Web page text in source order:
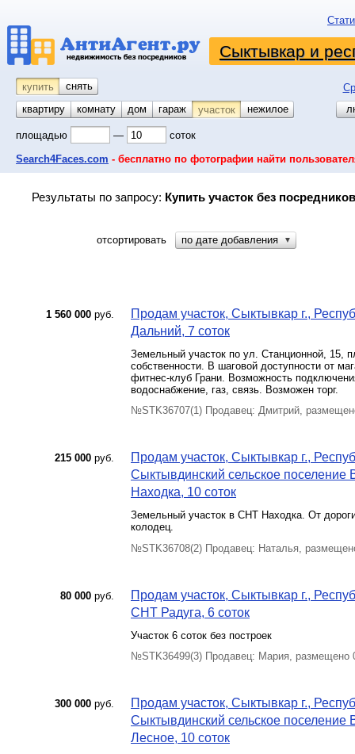
Сыктывкар и
купить снять
квартиру
комнату койко-место
дом гараж участок нежилое
площадью — соток
Search4Faces.com - бесплатно по фотографии найти
Результаты по запросу: Купить участок без
отсортировать по дате добавления ▼
1 560 000 руб.
Продам участок, Сыктывкар г.,
Дальний, 7 соток
Земельный участок по ул. Станционной, 15,
собственности. В шаговой доступности от
фитнес-клуб Грани. Возможность
водоснабжение, газ, связь. Возможен торг.
№STK36707(1) Продавец: Дмитрий,
215 000 руб.
Продам участок, Сыктывкар г.,
Сыктывдинский сельское поселение
Находка, 10 соток
Земельный участок в СНТ Находка. От
колодец.
№STK36708(2) Продавец: Наталья,
80 000 руб.
Продам участок, Сыктывкар г.,
СНТ Радуга, 6 соток
Участок 6 соток без построек
№STK36499(3) Продавец: Мария, размещено
300 000 руб.
Продам участок, Сыктывкар г.,
Сыктывдинский сельское поселение
Лесное, 10 соток